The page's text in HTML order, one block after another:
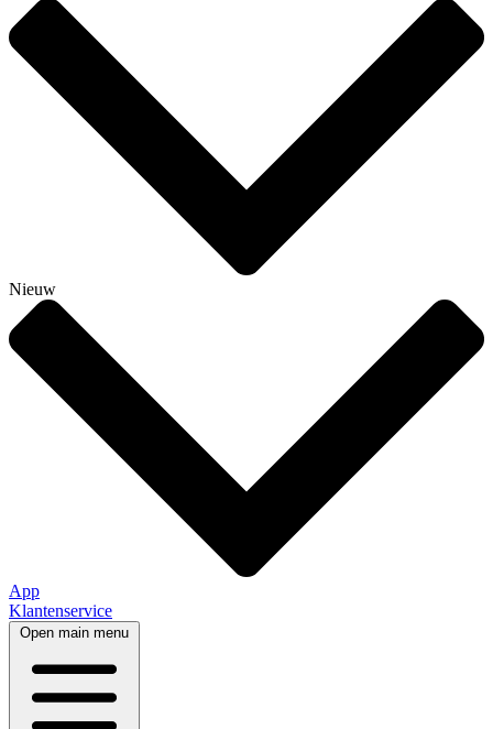
Nieuw
App
Klantenservice
Open main menu